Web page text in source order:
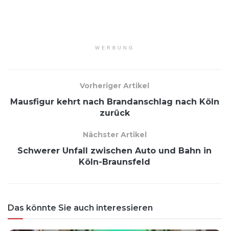
WERBUNG
Vorheriger Artikel
Mausfigur kehrt nach Brandanschlag nach Köln
zurück
Nächster Artikel
Schwerer Unfall zwischen Auto und Bahn in
Köln-Braunsfeld
Das könnte Sie auch interessieren